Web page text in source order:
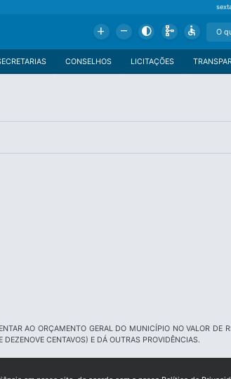
Add Remove Contrast Schema Accessible
LICITAÇÕES
CONSELHOS
AO ORÇAMENTO GERAL DO MUNICÍPIO NO VALOR DE
CENTAVOS) E DÁ OUTRAS PROVIDÊNCIAS.